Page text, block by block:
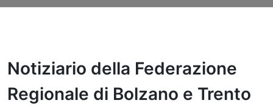
Notiziario della Federazione
Regionale di Bolzano e Trento